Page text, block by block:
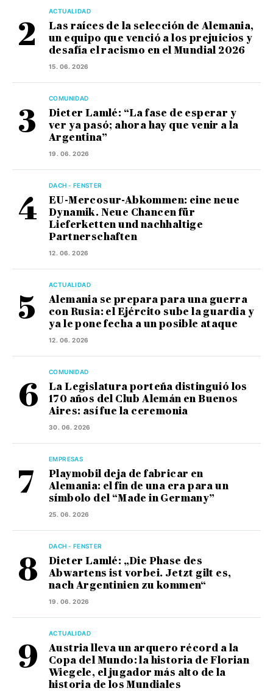
ACTUALIDAD
Las raíces de la selección de Alemania,
un equipo que venció a los prejuicios y
desafía el racismo en el Mundial 2026
15. 06. 2026
COMUNIDAD
Dieter Lamlé: “La fase de esperar y
ver ya pasó; ahora hay que venir a la
Argentina”
19. 06. 2026
DACH - FENSTER
EU-Mercosur-Abkommen: eine neue
Dynamik. Neue Chancen für
Lieferketten und nachhaltige
Partnerschaften
12. 06. 2026
ACTUALIDAD
Alemania se prepara para una guerra
con Rusia: el Ejército sube la guardia y
ya le pone fecha a un posible ataque
12. 06. 2026
COMUNIDAD
La Legislatura porteña distinguió los
170 años del Club Alemán en Buenos
Aires: así fue la ceremonia
30. 06. 2026
EMPRESAS
Playmobil deja de fabricar en
Alemania: el fin de una era para un
símbolo del “Made in Germany”
25. 06. 2026
DACH - FENSTER
Dieter Lamlé: „Die Phase des
Abwartens ist vorbei. Jetzt gilt es,
nach Argentinien zu kommen“
19. 06. 2026
ACTUALIDAD
Austria lleva un arquero récord a la
Copa del Mundo: la historia de Florian
Wiegele, el jugador más alto de la
historia de los Mundiales